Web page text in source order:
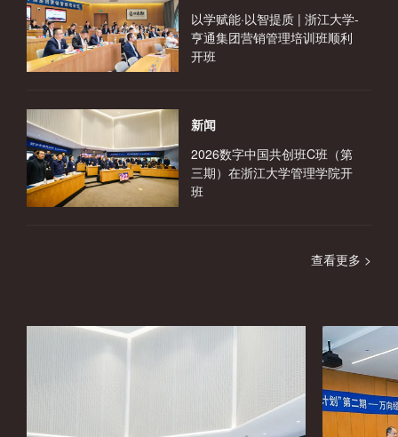
以学赋能·以智提质 | 浙江大学-
亨通集团营销管理培训班顺利
开班
新闻
2026数字中国共创班C班（第
三期）在浙江大学管理学院开
班
查看更多 >